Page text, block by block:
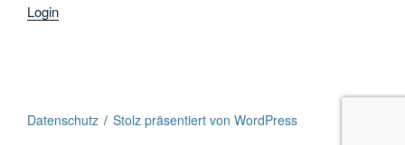
Login
Datenschutz Stolz präsentiert von WordPress